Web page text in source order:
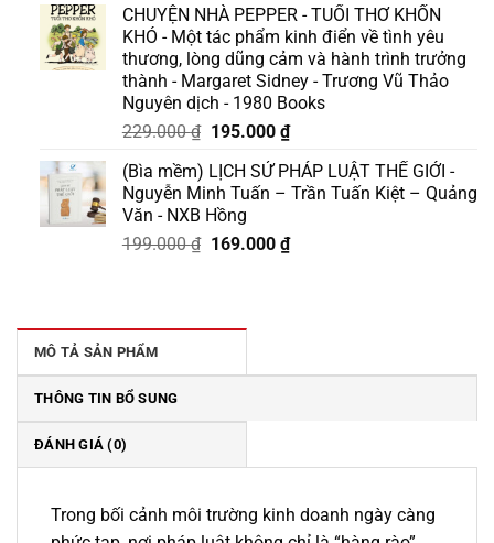
là:
175.000 ₫.
tại
là:
158.000 ₫.
CHUYỆN NHÀ PEPPER - TUỔI THƠ KHỐN
KHÓ - Một tác phẩm kinh điển về tình yêu
thương, lòng dũng cảm và hành trình trưởng
thành - Margaret Sidney - Trương Vũ Thảo
Nguyên dịch - 1980 Books
229.000₫ Giá
là:
229.000 ₫.
195.000 ₫Giá
tại
là:
(Bìa mềm) LỊCH SỬ PHÁP LUẬT THẾ GIỚI -
Nguyễn Minh Tuấn – Trần Tuấn Kiệt – Quảng
Văn - NXB Hồng
199.000₫ Giá
169.000 ₫Giá
MÔ TẢ SẢN PHẨM
THÔNG TIN BỔ SUNG
ĐÁNH GIÁ (0)
Trong bối cảnh môi trường kinh doanh ngày càng